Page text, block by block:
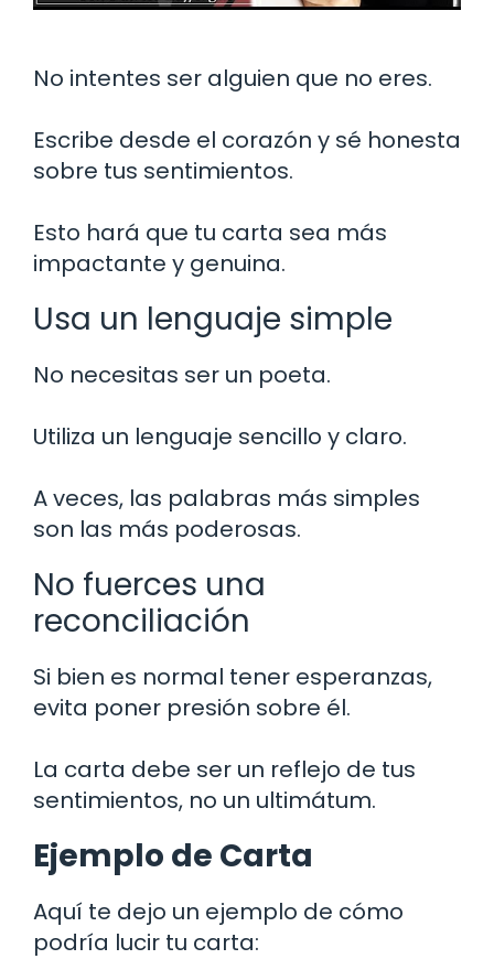
No intentes ser alguien que no eres.
Escribe desde el corazón y sé honesta
sobre tus sentimientos.
Esto hará que tu carta sea más
impactante y genuina.
Usa un lenguaje simple
No necesitas ser un poeta.
Utiliza un lenguaje sencillo y claro.
A veces, las palabras más simples
son las más poderosas.
No fuerces una
reconciliación
Si bien es normal tener esperanzas,
evita poner presión sobre él.
La carta debe ser un reflejo de tus
sentimientos, no un ultimátum.
Ejemplo de Carta
Aquí te dejo un ejemplo de cómo
podría lucir tu carta: